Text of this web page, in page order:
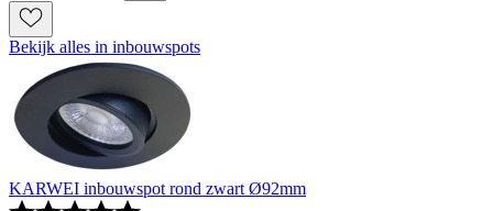
Bekijk alles in inbouwspots
KARWEI inbouwspot rond zwart Ø92mm